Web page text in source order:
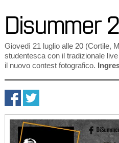
Disummer
Giovedì 21 luglio alle 20 (Cortile,
studentesca con il tradizionale
il nuovo contest fotografico.